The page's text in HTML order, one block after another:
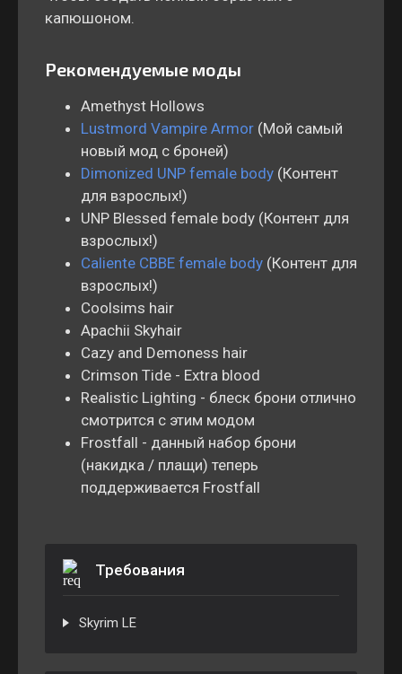
капюшоном.
Рекомендуемые моды
Amethyst Hollows
Lustmord Vampire Armor (Мой самый
новый мод с броней)
Dimonized UNP female body (Контент
для взрослых!)
UNP Blessed female body (Контент для
взрослых!)
Caliente CBBE female body (Контент для
взрослых!)
Coolsims hair
Apachii Skyhair
Cazy and Demoness hair
Crimson Tide - Extra blood
Realistic Lighting - блеск брони отлично
смотрится с этим модом
Frostfall - данный набор брони
(накидка / плащи) теперь
поддерживается Frostfall
Требования
Skyrim LE